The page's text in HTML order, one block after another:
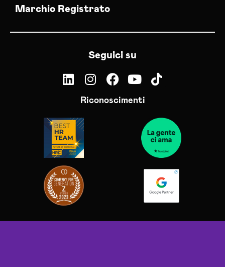
Marchio Registrato
Seguici su
Riconoscimenti